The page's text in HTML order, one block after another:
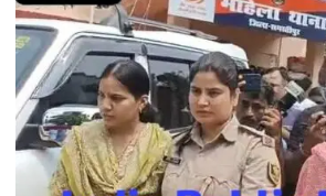
g
a
t
i
o
n